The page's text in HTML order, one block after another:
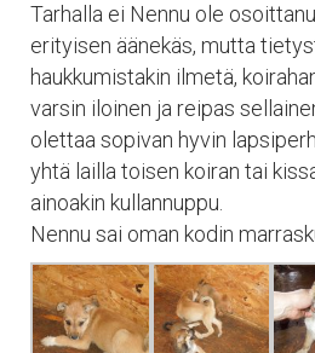
Tarhalla ei Nennu ole
erityisen äänekäs, mutta
haukkumistakin ilmetä,
varsin iloinen ja reipas
olettaa sopivan hyvin
yhtä lailla toisen koiran tai
ainoakin kullannuppu.
Nennu sai oman kodin